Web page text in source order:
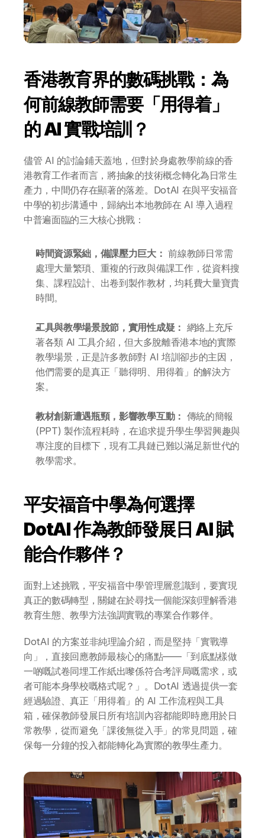
香港教育界的數碼挑戰：為
何前線教師需要「用得着」
的 AI 實戰培訓？
儘管 AI 的討論鋪天蓋地，但對於身處教學前線的香
港教育工作者而言，將抽象的技術概念轉化為日常生
產力，中間仍存在顯著的落差。DotAI 在與平安福音
中學的初步溝通中，歸納出本地教師在 AI 導入過程
中普遍面臨的三大核心挑戰：
時間資源緊絀，備課壓力巨大： 前線教師日常需
處理大量繁瑣、重複的行政與備課工作，從資料搜
集、課程設計、出卷到製作教材，均耗費大量寶貴
時間。
工具與教學場景脫節，實用性成疑： 網絡上充斥
著各類 AI 工具介紹，但大多脫離香港本地的實際
教學場景，正是許多教師對 AI 培訓卻步的主因，
他們需要的是真正「聽得明、用得着」的解決方
案。
教材創新遭遇瓶頸，影響教學互動： 傳統的簡報
(PPT) 製作流程耗時，在追求提升學生學習興趣與
專注度的目標下，現有工具鏈已難以滿足新世代的
教學需求。
平安福音中學為何選擇
DotAI 作為教師發展日 AI 賦
能合作夥伴？
面對上述挑戰，平安福音中學管理層意識到，要實現
真正的數碼轉型，關鍵在於尋找一個能深刻理解香港
教育生態、教學方法強調實戰的專業合作夥伴。
DotAI 的方案並非純理論介紹，而是堅持「實戰導
向」，直接回應教師最核心的痛點——「到底點樣做
一啲嘅試卷同埋工作紙出嚟係符合考評局嘅需求，或
者可能本身學校嘅格式呢？」。DotAI 透過提供一套
經過驗證、真正「用得着」的 AI 工作流程與工具
箱，確保教師發展日所有培訓內容都能即時應用於日
常教學，從而避免「課後無從入手」的常見問題，確
保每一分鐘的投入都能轉化為實際的教學生產力。